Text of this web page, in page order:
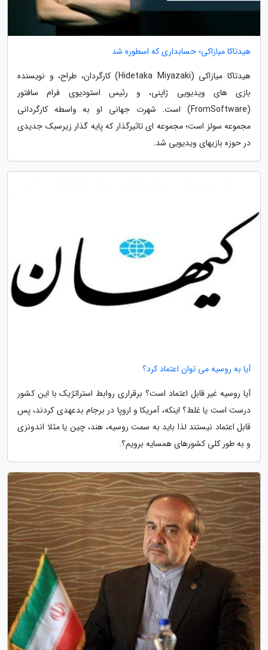
هیدتاکا میازاکی؛ حسابداری که اسطوره شد
هیدتاکا میازاکی (Hidetaka Miyazaki) کارگردان، طراح، و نویسنده
بازی های ویدیویی ژاپنی، و رئیس استودیوی فرام سافتور
(FromSoftware) است. شهرت جهانی او به واسطه کارگردانی
مجموعه سولز است؛ مجموعه ای تاثیرگذار که پایه گذار زیرسبک جدیدی
در حوزه بازیهای ویدیویی شد.
آیا به روسیه می توان اعتماد کرد؟
آیا روسیه غیر قابل اعتماد است؟ برقراری روابط استراتژیک با این کشور
درست است یا غلط؟ اینکه، آمریکا و اروپا در برجام بدعهدی کردند، پس
قابل اعتماد نیستند لذا باید به سمت روسیه، هند، چین یا مثلا اندونزی
و به طور کلی کشورهای همسایه برویم؟.